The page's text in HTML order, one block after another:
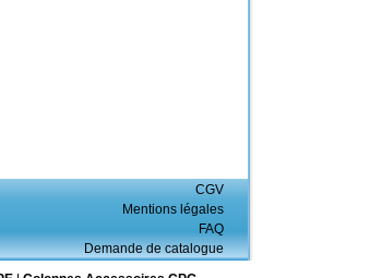
CGV
Mentions légales
FAQ
Demande de catalogue